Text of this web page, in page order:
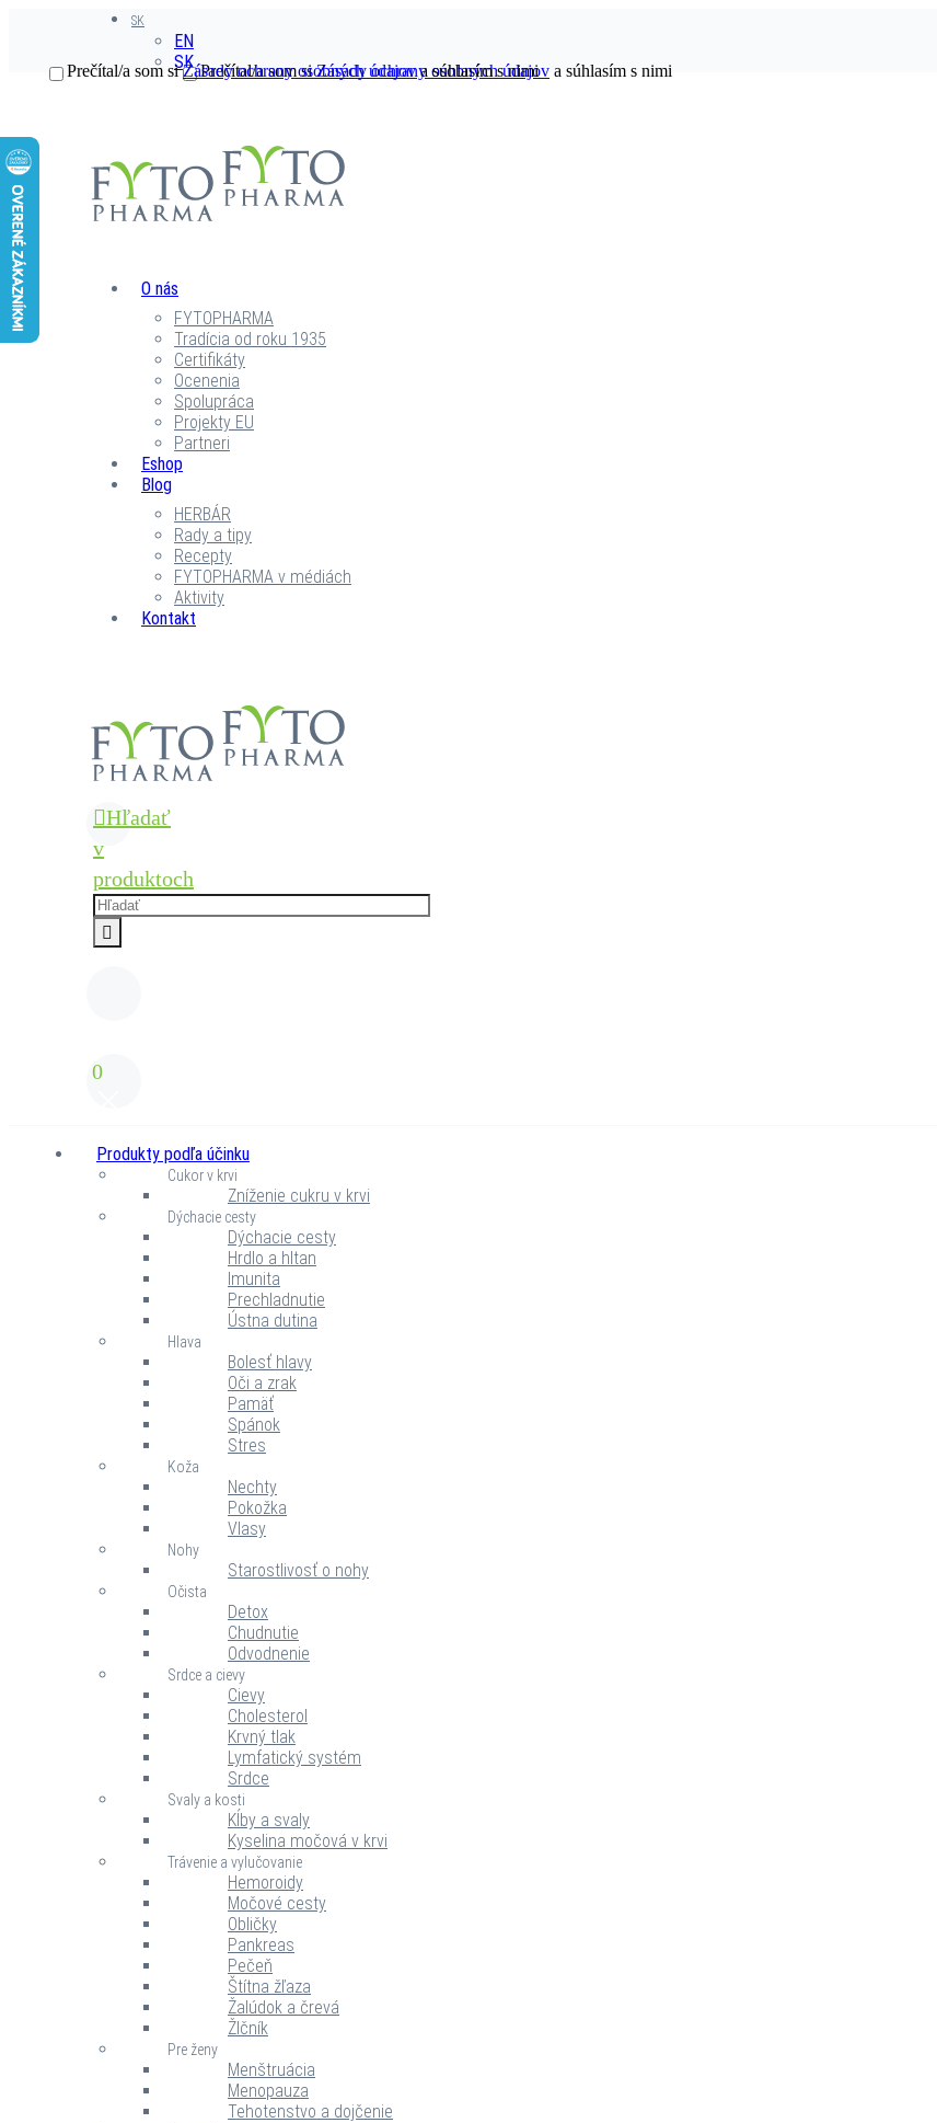
SK
EN
SK
O nás
FYTOPHARMA
Tradícia od roku 1935
Certifikáty
Ocenenia
Spolupráca
Projekty EU
Partneri
Eshop
Blog
HERBÁR
Rady a tipy
Recepty
FYTOPHARMA v médiách
Aktivity
Kontakt
Hľadať
v
produktoch
0
Produkty podľa účinku
Cukor v krvi
Zníženie cukru v krvi
Dýchacie cesty
Dýchacie cesty
Hrdlo a hltan
Imunita
Prechladnutie
Ústna dutina
Hlava
Bolesť hlavy
Oči a zrak
Pamäť
Spánok
Stres
Koža
Nechty
Pokožka
Vlasy
Nohy
Starostlivosť o nohy
Očista
Detox
Chudnutie
Odvodnenie
Srdce a cievy
Cievy
Cholesterol
Krvný tlak
Lymfatický systém
Srdce
Svaly a kosti
Kĺby a svaly
Kyselina močová v krvi
Trávenie a vylučovanie
Hemoroidy
Močové cesty
Obličky
Pankreas
Pečeň
Štítna žľaza
Žalúdok a črevá
Žlčník
Pre ženy
Menštruácia
Menopauza
Tehotenstvo a dojčenie
Prečítal/a som siZásady ochrany osobných údajov a súhlasím s nimi
Prečítal/a som siZásady ochrany osobných údajova súhlasím s nimi